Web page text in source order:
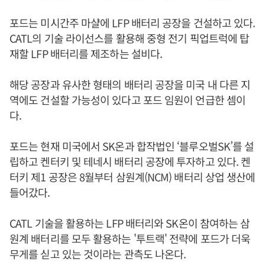
포드는 미시간주 마샬에 LFP 배터리 공장을 건설하고 있다.
CATL의 기술 라이선스를 활용해 중형 전기 픽업트럭에 탑
재할 LFP 배터리를 제조하는 설비다.
해당 공장과 유사한 형태의 배터리 공장을 미국 내 다른 지
역에도 건설할 가능성이 있다고 포드 임원이 언급한 셈이
다.
포드는 현재 미국에서 SK온과 합작법인 ‘블루오벌SK’를 설
립하고 켄터키 및 테네시 배터리 공장에 투자하고 있다. 켄
터키 제1 공장은 8월부터 삼원계(NCM) 배터리 상업 생산에
들어갔다.
CATL 기술을 활용하는 LFP 배터리와 SK온이 참여하는 삼
원계 배터리를 모두 활용하는 '투트랙' 전략에 포드가 더욱
무게를 싣고 있는 것이라는 관측도 나온다.